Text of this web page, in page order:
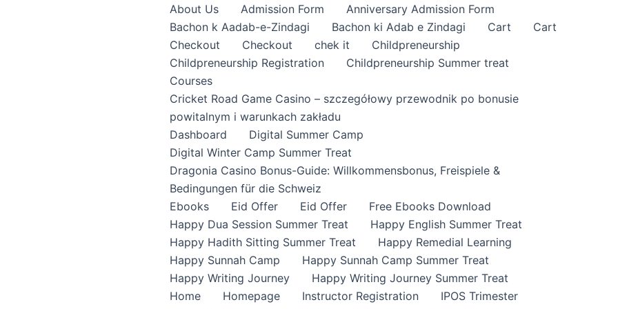
About Us Admission Form
Anniversary Admission Form
Bachon k Aadab-e-Zindagi
Bachon ki Adab e Zindagi Cart
Cart
Checkout
Checkout chek it
Childpreneurship
Childpreneurship Registration
Childpreneurship Summer treat
Courses
Cricket Road Game Casino – szczegółowy przewodnik po bonusie
powitalnym i warunkach zakładu
Dashboard
Digital Summer Camp
Digital Winter Camp Summer Treat
Dragonia Casino Bonus-Guide: Willkommensbonus, Freispiele &
Bedingungen für die Schweiz
Ebooks
Eid Offer Eid Offer
Free Ebooks Download
Happy Dua Session Summer Treat
Happy English Summer Treat
Happy Hadith Sitting Summer Treat
Happy Remedial Learning
Happy Sunnah Camp
Happy Sunnah Camp Summer Treat
Happy Writing Journey
Happy Writing Journey Summer Treat
Home
Homepage Instructor Registration
IPOS Trimester